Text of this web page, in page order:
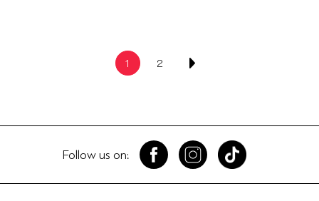
1 2
Follow us on: